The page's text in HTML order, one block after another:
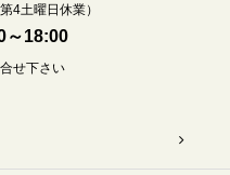
4土曜日休業）
～18:00
せ下さい